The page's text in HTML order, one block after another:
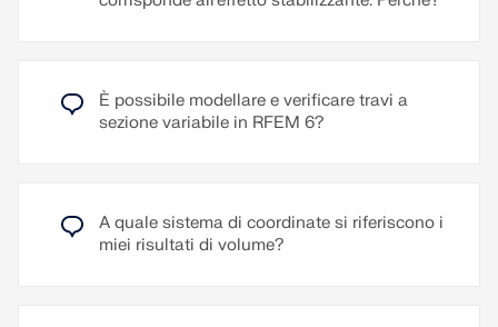
Leggi di più
Leggi di più
È possibile modellare e verificare travi a
sezione variabile in RFEM 6?
A quale sistema di coordinate si riferiscono i
miei risultati di volume?